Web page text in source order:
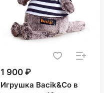
1 900 ₽
Игрушка Bacik&Co в